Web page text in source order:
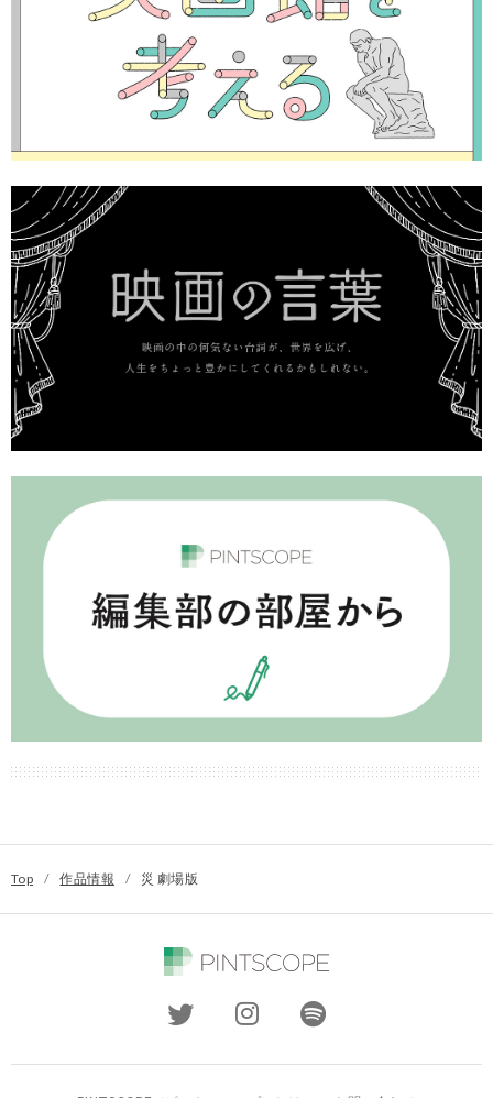
Top / 作品情報 / 災 劇場版